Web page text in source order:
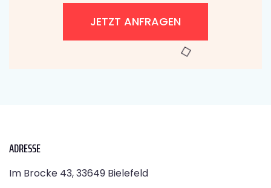
JETZT ANFRAGEN
ADRESSE
Im Brocke 43, 33649 Bielefeld